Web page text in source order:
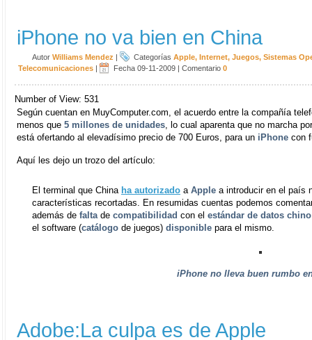
iPhone no va bien en China
Autor Williams Mendez | Categorías Apple, Internet, Juegos, Sistemas
Telecomunicaciones | Fecha 09-11-2009 | Comentario 0
Number of View: 531
Según cuentan en MuyComputer.com, el acuerdo entre la compañía
menos que 5 millones de unidades, lo cual aparenta que no marcha
está ofertando al elevadísimo precio de 700 Euros, para un iPhone con
Aquí les dejo un trozo del artículo:
El terminal que China ha autorizado a Apple a introducir en el país
características recortadas. En resumidas cuentas podemos
además de falta de compatibilidad con el estándar de datos chino
el software (catálogo de juegos) disponible para el mismo.
iPhone no lleva buen rumbo
Adobe:La culpa es de Apple